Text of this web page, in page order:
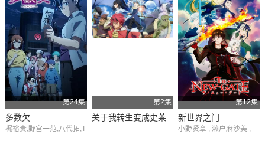
第24集
多数欠
梶裕贵,野宫一范,八代拓,T
第2集
关于我转生变成史莱
第12集
新世界之门
小野贤章 , 濑户麻沙美 ,